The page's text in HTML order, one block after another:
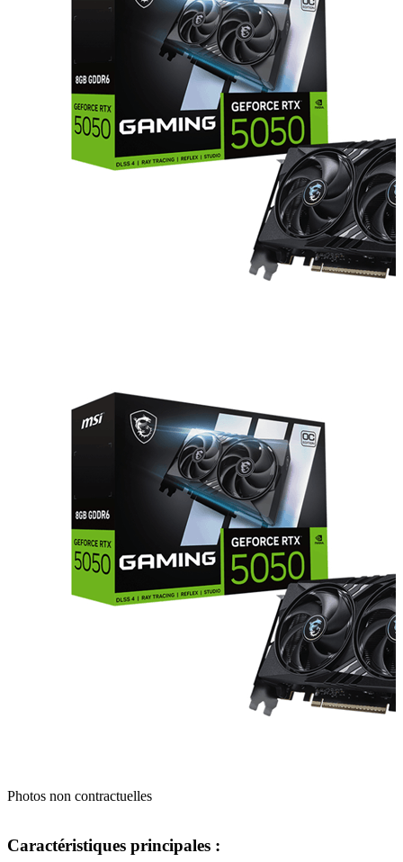
Photos non contractuelles
Caractéristiques principales :